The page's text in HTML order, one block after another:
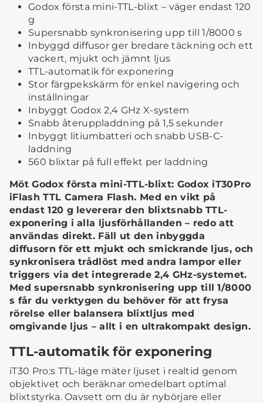
Godox första mini-TTL-blixt – väger endast 120
g
Supersnabb synkronisering upp till 1/8000 s
Inbyggd diffusor ger bredare täckning och ett
vackert, mjukt och jämnt ljus
TTL-automatik för exponering
Stor färgpekskärm för enkel navigering och
inställningar
Inbyggt Godox 2,4 GHz X-system
Snabb återuppladdning på 1,5 sekunder
Inbyggt litiumbatteri och snabb USB-C-
laddning
560 blixtar på full effekt per laddning
Möt Godox första mini-TTL-blixt: Godox iT30Pro
iFlash TTL Camera Flash. Med en vikt på
endast 120 g levererar den blixtsnabb TTL-
exponering i alla ljusförhållanden – redo att
användas direkt. Fäll ut den inbyggda
diffusorn för ett mjukt och smickrande ljus, och
synkronisera trådlöst med andra lampor eller
triggers via det integrerade 2,4 GHz-systemet.
Med supersnabb synkronisering upp till 1/8000
s får du verktygen du behöver för att frysa
rörelse eller balansera blixtljus med
omgivande ljus – allt i en ultrakompakt design.
TTL-automatik för exponering
iT30 Pro:s TTL-läge mäter ljuset i realtid genom
objektivet och beräknar omedelbart optimal
blixtstyrka. Oavsett om du är nybörjare eller